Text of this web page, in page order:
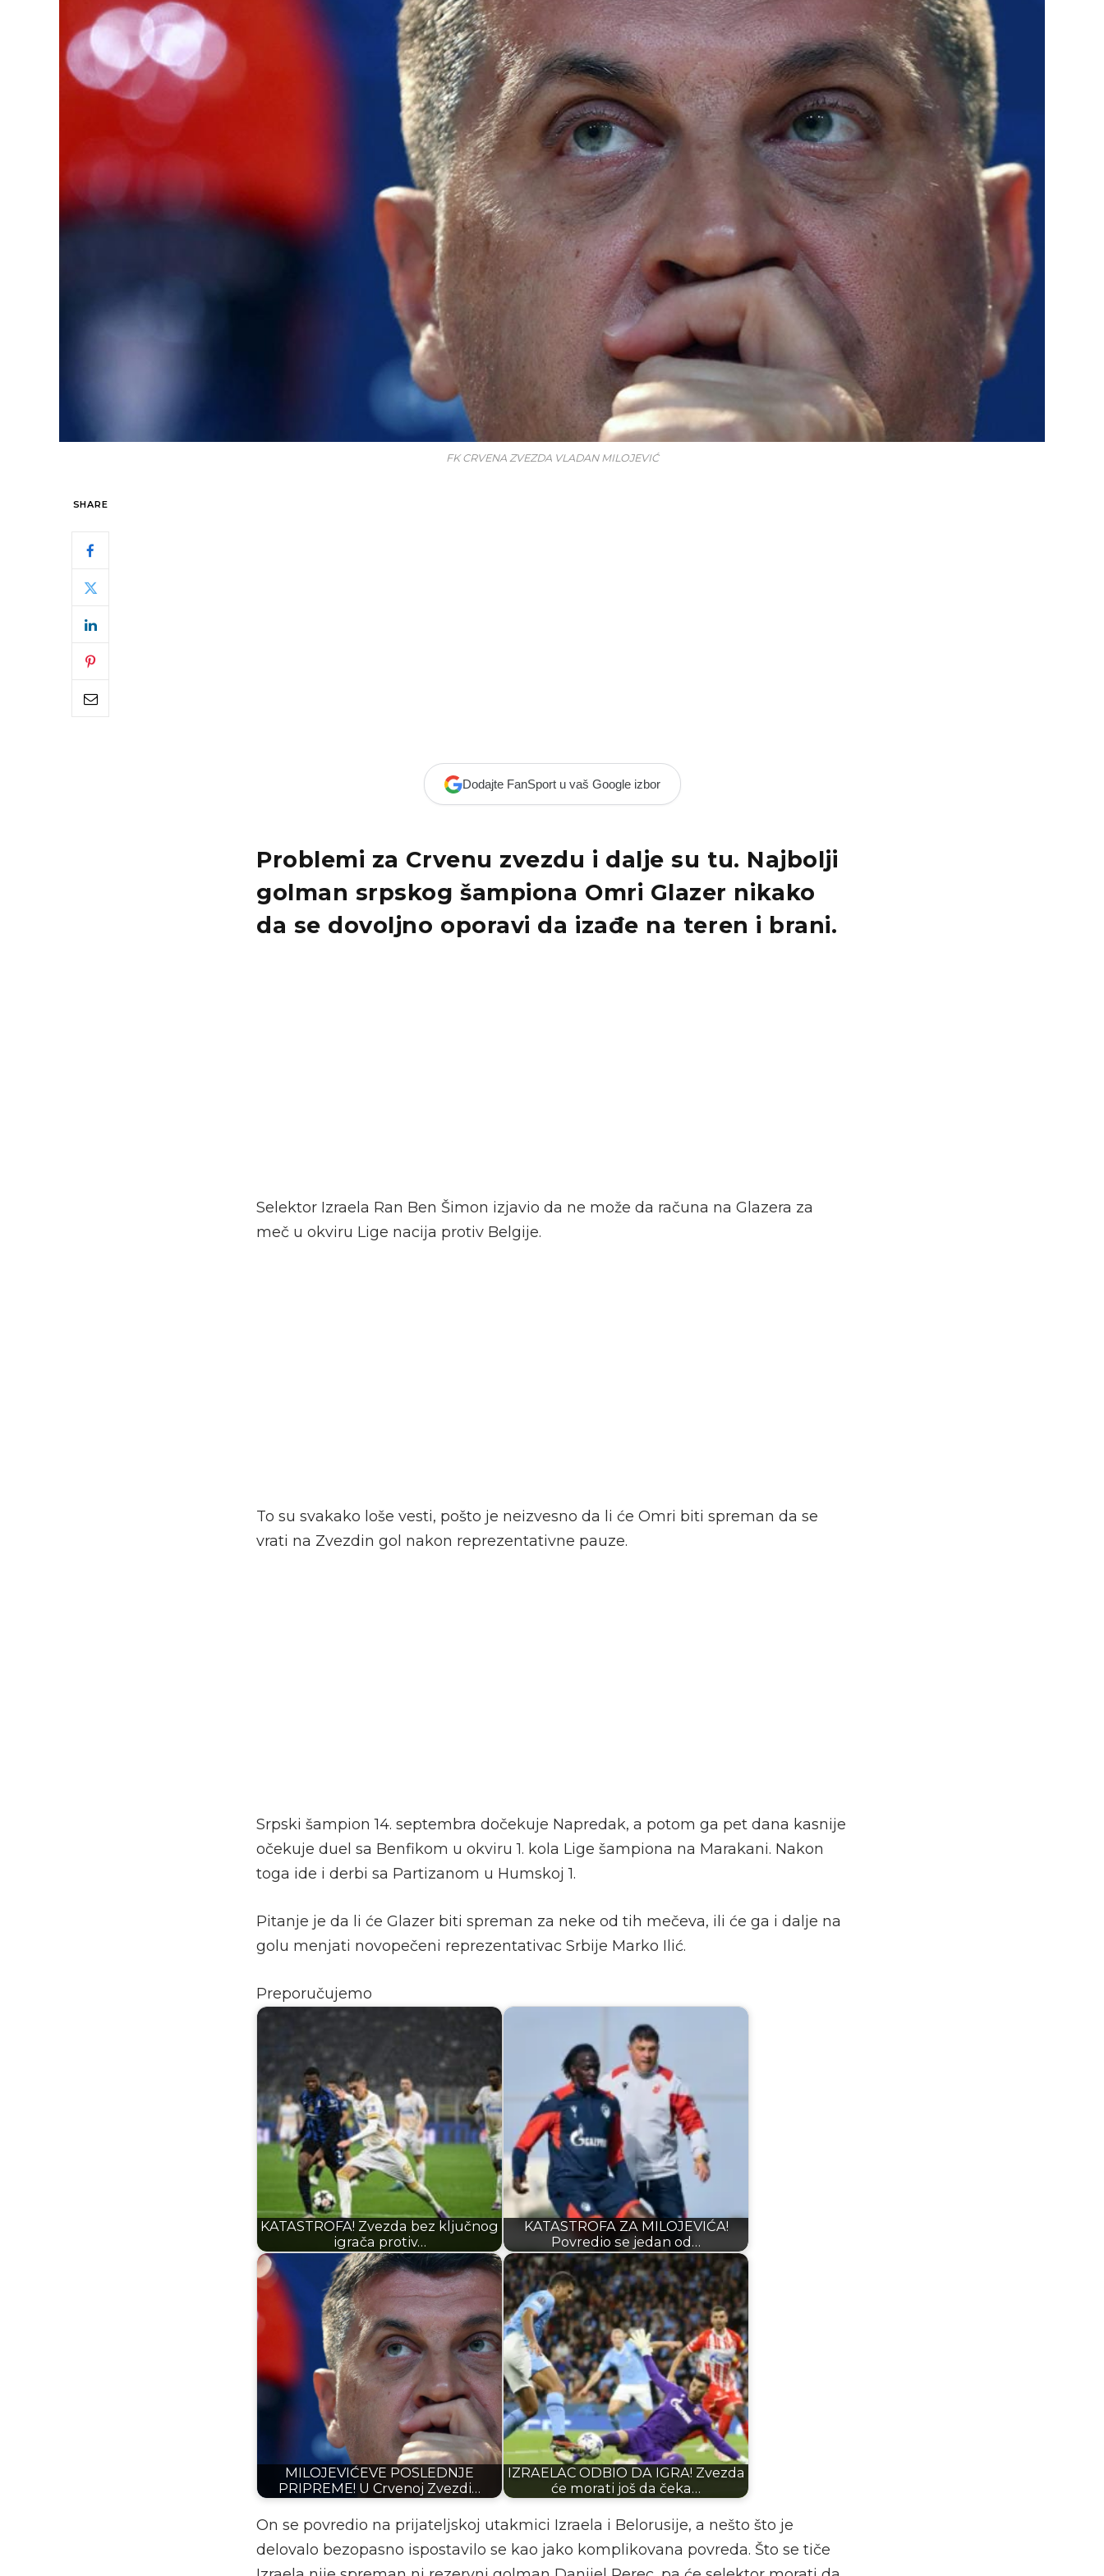
FK CRVENA ZVEZDA VLADAN MILOJEVIĆ
SHARE
Dodajte FanSport u vaš Google izbor
Problemi za Crvenu zvezdu i dalje su tu. Najbolji
golman srpskog šampiona Omri Glazer nikako
da se dovoljno oporavi da izađe na teren i brani.
Selektor Izraela Ran Ben Šimon izjavio da ne može da računa na Glazera za
meč u okviru Lige nacija protiv Belgije.
To su svakako loše vesti, pošto je neizvesno da li će Omri biti spreman da se
vrati na Zvezdin gol nakon reprezentativne pauze.
Srpski šampion 14. septembra dočekuje Napredak, a potom ga pet dana kasnije
očekuje duel sa Benfikom u okviru 1. kola Lige šampiona na Marakani. Nakon
toga ide i derbi sa Partizanom u Humskoj 1.
Pitanje je da li će Glazer biti spreman za neke od tih mečeva, ili će ga i dalje na
golu menjati novopečeni reprezentativac Srbije Marko Ilić.
Preporučujemo
KATASTROFA! Zvezda bez ključnog
igrača protiv…
KATASTROFA ZA MILOJEVIĆA!
Povredio se jedan od…
MILOJEVIĆEVE POSLEDNJE
PRIPREME! U Crvenoj Zvezdi…
IZRAELAC ODBIO DA IGRA! Zvezda
će morati još da čeka…
On se povredio na prijateljskoj utakmici Izraela i Belorusije, a nešto što je
delovalo bezopasno ispostavilo se kao jako komplikovana povreda. Što se tiče